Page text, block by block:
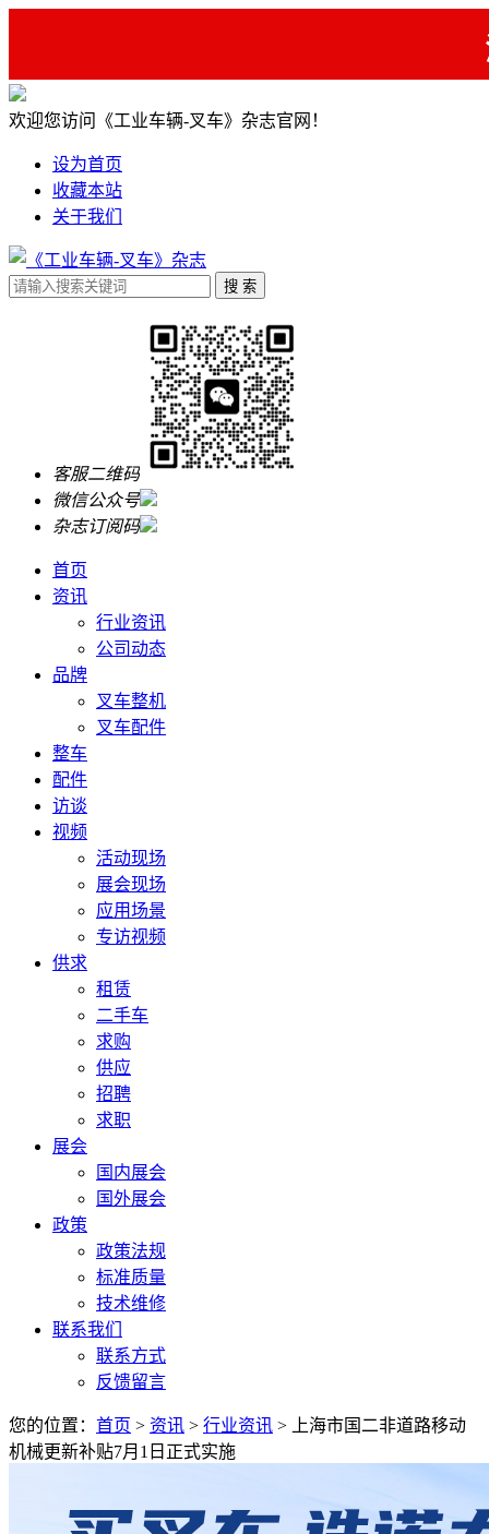
欢迎您访问《工业车辆-叉车》杂志官网！
设为首页
收藏本站
关于我们
客服二维码
微信公众号
杂志订阅码
首页
资讯
行业资讯
公司动态
品牌
叉车整机
叉车配件
整车
配件
访谈
视频
活动现场
展会现场
应用场景
专访视频
供求
租赁
二手车
求购
供应
招聘
求职
展会
国内展会
国外展会
政策
政策法规
标准质量
技术维修
联系我们
联系方式
反馈留言
您的位置： 首页 > 资讯 > 行业资讯 > 上海市国二非道路移动
机械更新补贴7月1日正式实施